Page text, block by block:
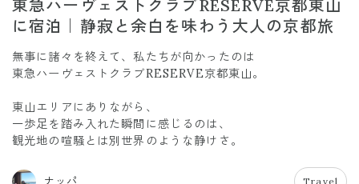
東急ハーヴェストクラブRESERVE京都東山
に宿泊｜静寂と余白を味わう大人の京都旅
無事に諸々を終えて、私たちが向かったのは
東急ハーヴェストクラブRESERVE京都東山。
東山エリアにありながら、
一歩足を踏み入れた瞬間に感じるのは、
観光地の喧騒とは別世界のような静けさ。
Travel